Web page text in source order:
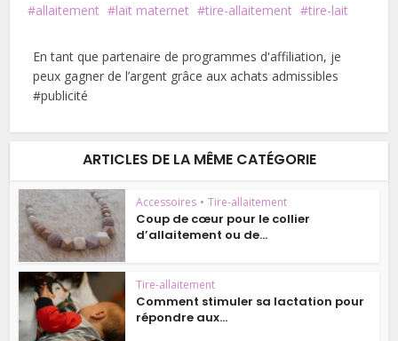
allaitement lait maternet tire-allaitement tire-lait
En tant que partenaire de programmes d'affiliation, je
peux gagner de l’argent grâce aux achats admissibles
#publicité
ARTICLES DE LA MÊME CATÉGORIE
Accessoires • Tire-allaitement
Coup de cœur pour le collier
d’allaitement ou de...
Tire-allaitement
Comment stimuler sa lactation pour
répondre aux...